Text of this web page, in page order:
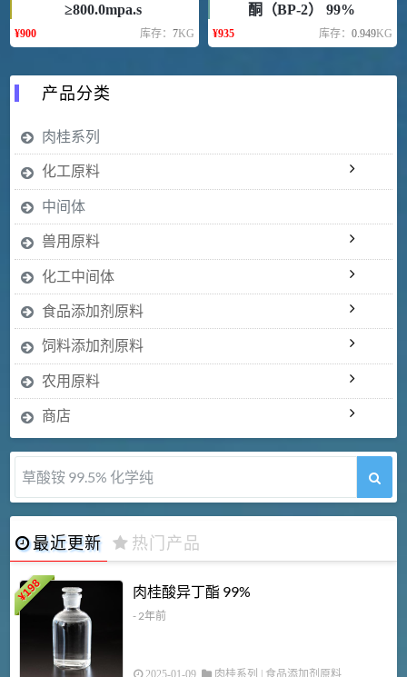
≥800.0mpa.s
¥900 库存： 7KG
酮（BP-2） 99%
¥935 库存：0.949KG
产品分类
肉桂系列
化工原料
中间体
兽用原料
化工中间体
食品添加剂原料
饲料添加剂原料
农用原料
商店
草酸铵 99.5% 化学纯
最近更新 热门产品
¥
198 肉桂酸异丁酯 99%
- 2年前
2025-01-09 肉桂系列 | 食品添加剂原料